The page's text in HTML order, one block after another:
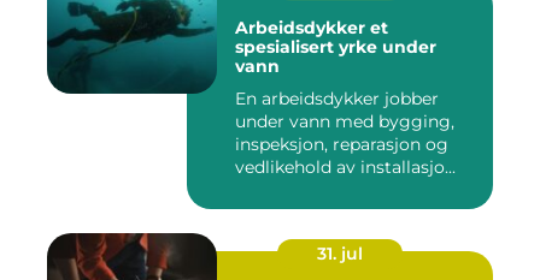
Arbeidsdykker et
spesialisert yrke under
vann
En arbeidsdykker jobber
under vann med bygging,
inspeksjon, reparasjon og
vedlikehold av installasjo...
31. jul